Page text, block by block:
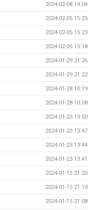
2024-02-08 14:04
2024-02-05 15:25
2024-02-05 15:23
2024-02-05 15:18
2024-01-29 21:26
2024-01-29 21:22
2024-01-28 10:19
2024-01-28 10:08
2024-01-23 13:50
2024-01-23 13:47
2024-01-23 13:44
2024-01-23 13:41
2024-01-15 21:20
2024-01-15 21:13
2024-01-15 21:08